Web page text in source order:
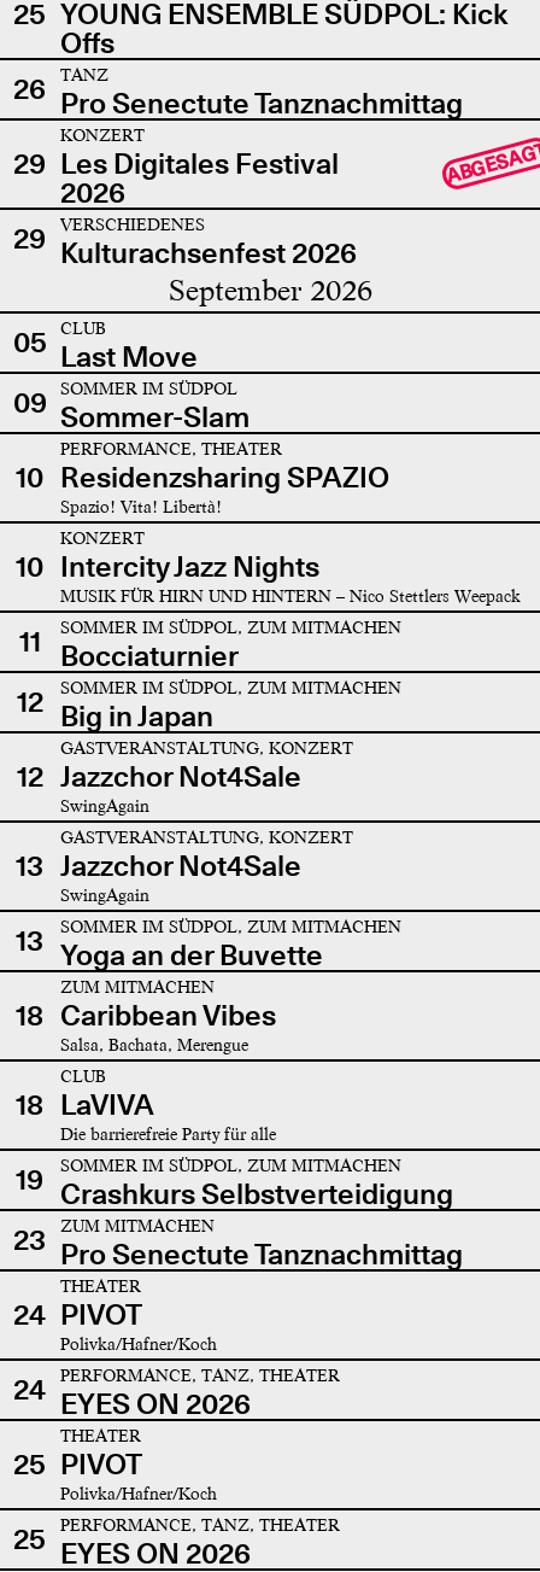
25 YOUNG ENSEMBLE SÜDPOL: Kick
Offs
26
TANZ
Pro Senectute Tanznachmittag
29
KONZERT
Les Digitales Festival
2026
29 VERSCHIEDENES
Kulturachsenfest 2026
September 2026
05 CLUB
Last Move
09
SOMMER IM SÜDPOL
Sommer-Slam
10
PERFORMANCE, THEATER
Residenzsharing SPAZIO
Spazio! Vita! Libertà!
10
KONZERT
Intercity Jazz Nights
MUSIK FÜR HIRN UND HINTERN – Nico Stettlers Weepack
11 SOMMER IM SÜDPOL, ZUM MITMACHEN
Bocciaturnier
12
SOMMER IM SÜDPOL, ZUM MITMACHEN
Big in Japan
12
GASTVERANSTALTUNG, KONZERT
Jazzchor Not4Sale
SwingAgain
13
GASTVERANSTALTUNG, KONZERT
Jazzchor Not4Sale
SwingAgain
13 SOMMER IM SÜDPOL, ZUM MITMACHEN
Yoga an der Buvette
18
ZUM MITMACHEN
Caribbean Vibes
Salsa, Bachata, Merengue
18
CLUB
LaVIVA
Die barrierefreie Party für alle
19 SOMMER IM SÜDPOL, ZUM MITMACHEN
Crashkurs Selbstverteidigung
23
ZUM MITMACHEN
Pro Senectute Tanznachmittag
24
THEATER
PIVOT
Polivka/Hafner/Koch
24 PERFORMANCE, TANZ, THEATER
EYES ON 2026
25
THEATER
PIVOT
Polivka/Hafner/Koch
25 PERFORMANCE, TANZ, THEATER
EYES ON 2026